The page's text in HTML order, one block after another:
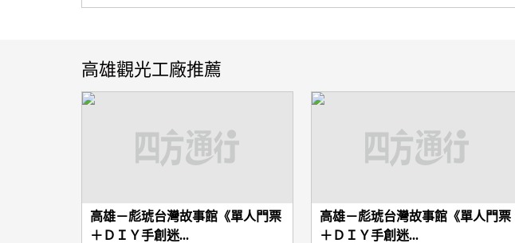
高雄觀光工廠推薦
高雄－彪琥台灣故事館《單人門票
＋ＤＩＹ手創迷...
高雄－彪琥台灣故事館《單人門票
＋ＤＩＹ手創迷...